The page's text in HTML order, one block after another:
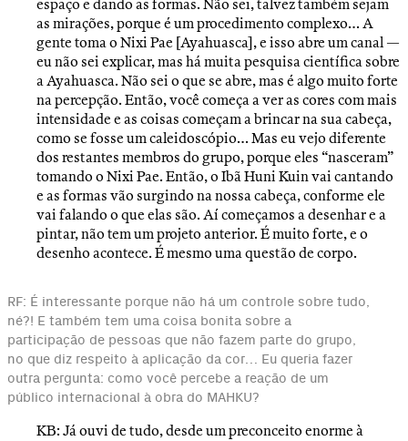
espaço e dando as formas. Não sei, talvez também sejam
as mirações, porque é um procedimento complexo… A
gente toma o Nixi Pae [Ayahuasca], e isso abre um canal —
eu não sei explicar, mas há muita pesquisa científica sobre
a Ayahuasca. Não sei o que se abre, mas é algo muito forte
na percepção. Então, você começa a ver as cores com mais
intensidade e as coisas começam a brincar na sua cabeça,
como se fosse um caleidoscópio… Mas eu vejo diferente
dos restantes membros do grupo, porque eles “nasceram”
tomando o Nixi Pae. Então, o Ibã Huni Kuin vai cantando
e as formas vão surgindo na nossa cabeça, conforme ele
vai falando o que elas são. Aí começamos a desenhar e a
pintar, não tem um projeto anterior. É muito forte, e o
desenho acontece. É mesmo uma questão de corpo.
RF: É interessante porque não há um controle sobre tudo,
né?! E também tem uma coisa bonita sobre a
participação de pessoas que não fazem parte do grupo,
no que diz respeito à aplicação da cor… Eu queria fazer
outra pergunta: como você percebe a reação de um
público internacional à obra do MAHKU?
KB: Já ouvi de tudo, desde um preconceito enorme à